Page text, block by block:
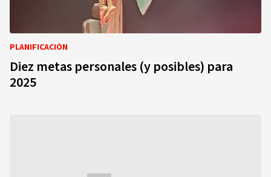
PLANIFICACIÓN
Diez metas personales (y posibles) para
2025